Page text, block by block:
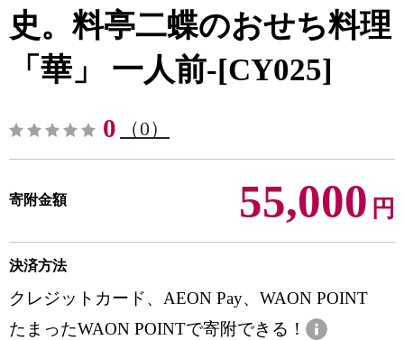
史。料亭二蝶のおせち料理
「華」 一人前-[CY025]
0 （0）
寄附金額 55,000 円
決済方法
クレジットカード、AEON Pay、WAON POINT
たまったWAON POINTで寄附できる！